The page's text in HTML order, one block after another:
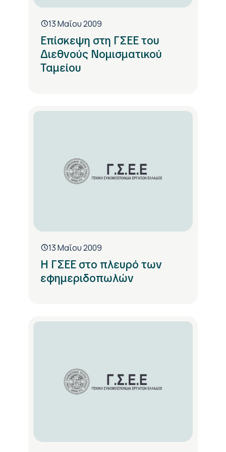
13 Μαΐου 2009
Επίσκεψη στη ΓΣΕΕ του
Διεθνούς Νομισματικού
Ταμείου
13 Μαΐου 2009
Η ΓΣΕΕ στο πλευρό των
εφημεριδοπωλών